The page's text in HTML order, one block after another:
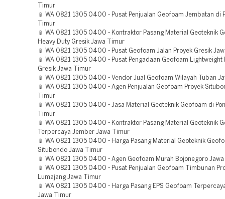
Timur
📱 WA 0821 1305 0400 - Pusat Penjualan Geofoam Jembatan di
Timur
📱 WA 0821 1305 0400 - Kontraktor Pasang Material Geoteknik
Heavy Duty Gresik Jawa Timur
📱 WA 0821 1305 0400 - Pusat Geofoam Jalan Proyek Gresik
📱 WA 0821 1305 0400 - Pusat Pengadaan Geofoam Lightweight
Gresik Jawa Timur
📱 WA 0821 1305 0400 - Vendor Jual Geofoam Wilayah Tuban
📱 WA 0821 1305 0400 - Agen Penjualan Geofoam Proyek
Timur
📱 WA 0821 1305 0400 - Jasa Material Geoteknik Geofoam di
Timur
📱 WA 0821 1305 0400 - Kontraktor Pasang Material Geoteknik
Terpercaya Jember Jawa Timur
📱 WA 0821 1305 0400 - Harga Pasang Material Geoteknik
Situbondo Jawa Timur
📱 WA 0821 1305 0400 - Agen Geofoam Murah Bojonegoro
📱 WA 0821 1305 0400 - Pusat Penjualan Geofoam Timbunan
Lumajang Jawa Timur
📱 WA 0821 1305 0400 - Harga Pasang EPS Geofoam
Jawa Timur